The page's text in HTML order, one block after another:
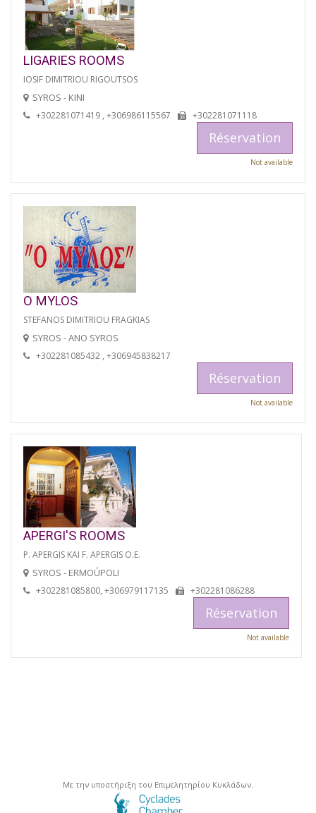
LIGARIES ROOMS
IOSIF DIMITRIOU RIGOUTSOS
SYROS - KINI
+302281071419 , +306986115567 +302281071118
Réservation
Not available
O MYLOS
STEFANOS DIMITRIOU FRAGKIAS
SYROS - ANO SYROS
+302281085432 , +306945838217
Réservation
Not available
APERGI'S ROOMS
P. APERGIS KAI F. APERGIS O.E.
SYROS - ERMOÚPOLI
+302281085800, +306979117135 +302281086288
Réservation
Not available
Με την υποστήριξη του Επιμελητηρίου Κυκλάδων.